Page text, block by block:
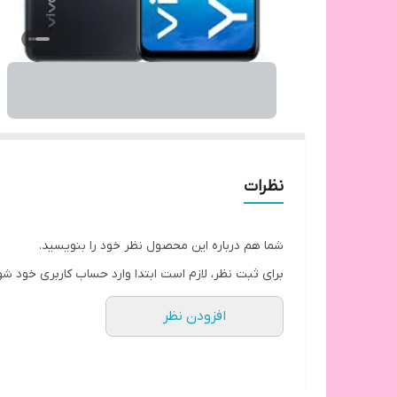
نظرات
شما هم درباره این محصول نظر خود را بنویسید.
برای ثبت نظر، لازم است ابتدا وارد حساب کاربری خود
افزودن نظر